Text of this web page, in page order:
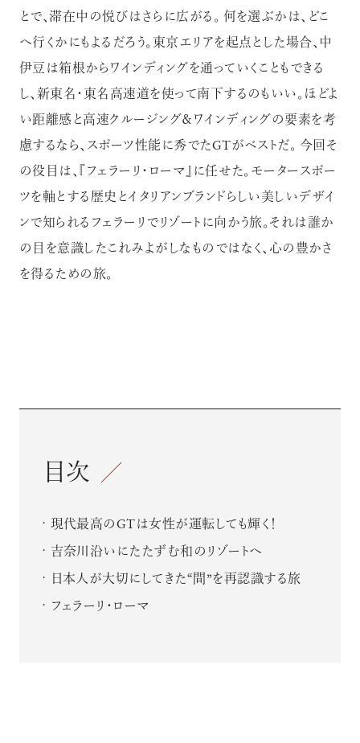
とで、滞在中の悦びはさらに広がる。 何を選ぶかは、どこ
へ行くかにもよるだろう。東京エリアを起点とした場合、中
伊豆は箱根からワインディングを通っていくこともできる
し、新東名・東名高速道を使って南下するのもいい。ほどよ
い距離感と高速クルージング＆ワインディングの要素を考
慮するなら、スポーツ性能に秀でたGTがベストだ。 今回そ
の役目は、『フェラーリ・ローマ』に任せた。モータースポー
ツを軸とする歴史とイタリアンブランドらしい美しいデザイ
ンで知られるフェラーリでリゾートに向かう旅。それは誰か
の目を意識したこれみよがしなものではなく、心の豊かさ
を得るための旅。
目次
現代最高のGTは女性が運転しても輝く！
吉奈川沿いにたたずむ和のリゾートへ
日本人が大切にしてきた“間”を再認識する旅
フェラーリ・ローマ